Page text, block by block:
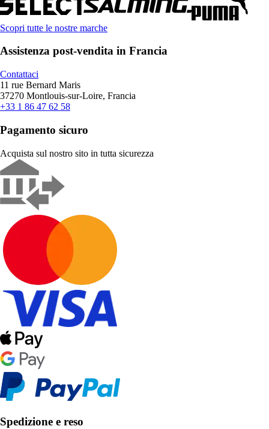
Scopri tutte le nostre marche
Assistenza post-vendita in Francia
Contattaci
11 rue Bernard Maris
37270 Montlouis-sur-Loire, Francia
+33 1 86 47 62 58
Pagamento sicuro
Acquista sul nostro sito in tutta sicurezza
Spedizione e reso